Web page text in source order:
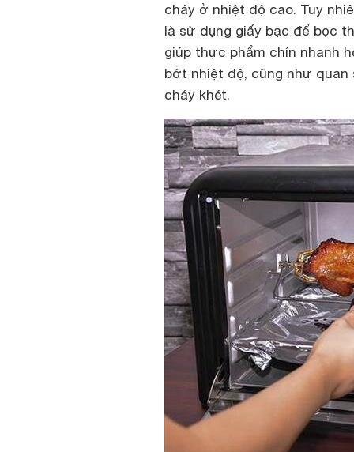
cháy ở nhiệt độ cao. Tuy
là sử dụng giấy bạc để bọc
giúp thực phẩm chín nhanh
bớt nhiệt độ, cũng như
cháy khét.